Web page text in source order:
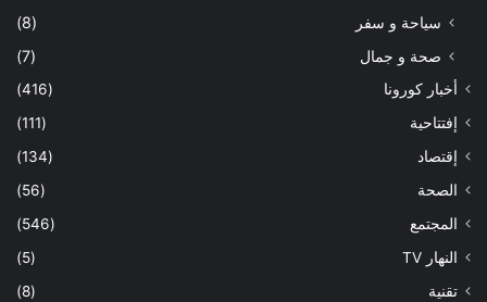
سياحة و سفر
(8)
صحة و جمال
(7)
أخبار كورونا
(416)
إفتتاحية
(111)
إقتصاد
(134)
الصحة
(56)
المجتمع
(546)
النهار TV
(5)
تقنية
(8)